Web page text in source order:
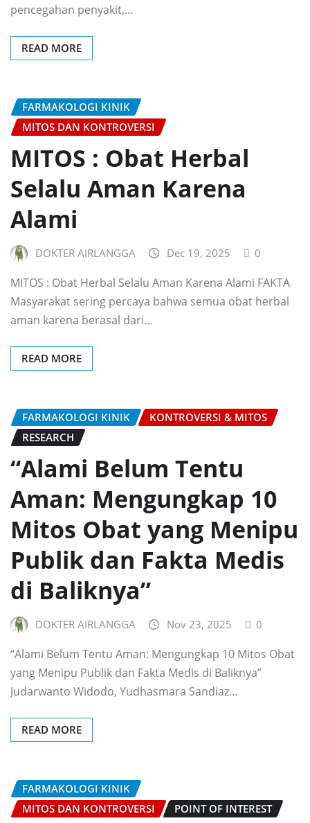
pencegahan penyakit,…
READ MORE
FARMAKOLOGI KINIK
MITOS DAN KONTROVERSI
MITOS : Obat Herbal
Selalu Aman Karena
Alami
DOKTER AIRLANGGA Dec 19, 2025 0
MITOS : Obat Herbal Selalu Aman Karena Alami FAKTA
Masyarakat sering percaya bahwa semua obat herbal
aman karena berasal dari…
READ MORE
FARMAKOLOGI KINIK
KONTROVERSI & MITOS
RESEARCH
“Alami Belum Tentu
Aman: Mengungkap 10
Mitos Obat yang Menipu
Publik dan Fakta Medis
di Baliknya”
DOKTER AIRLANGGA Nov 23, 2025 0
“Alami Belum Tentu Aman: Mengungkap 10 Mitos Obat
yang Menipu Publik dan Fakta Medis di Baliknya”
Judarwanto Widodo, Yudhasmara Sandiaz…
READ MORE
FARMAKOLOGI KINIK
MITOS DAN KONTROVERSI
POINT OF INTEREST